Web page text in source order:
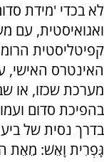
לא בכדי 'מידת
ואגואיסטית, עם
קפיטליסטית
האינטרס האישי,
מערכת שכזו, או
בהפיכת סדום
בדרך נסית של
גָּפְרִית וָאֵשׁ: מֵאֵת